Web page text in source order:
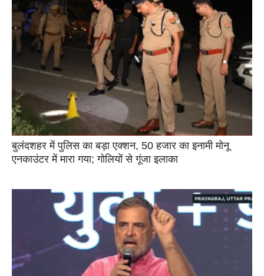
बुलंदशहर में पुलिस का बड़ा एक्शन, 50 हजार का इनामी मोनू
एनकाउंटर में मारा गया; गोलियों से गूंजा इलाका